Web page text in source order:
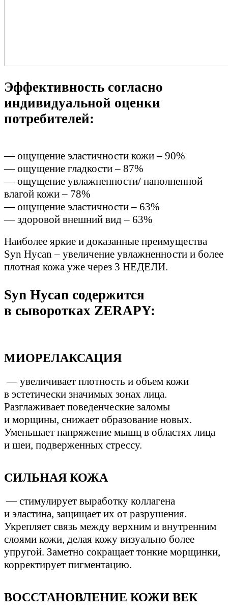
Эффективность согласно
индивидуальной оценки
потребителей:
— ощущение эластичности кожи – 90%
— ощущение гладкости – 87%
— ощущение увлажненности/ наполненной
влагой кожи – 78%
— ощущение эластичности – 63%
— здоровой внешний вид – 63%
Наиболее яркие и доказанные преимущества
Syn Hycan – увеличение увлажненности и более
плотная кожа уже через 3 НЕДЕЛИ.
Syn Hycan содержится
в сыворотках ZERAPY:
МИОРЕЛАКСАЦИЯ
— увеличивает плотность и объем кожи
в эстетически значимых зонах лица.
Разглаживает поведенческие заломы
и морщины, снижает образование новых.
Уменьшает напряжение мышц в областях лица
и шеи, подверженных стрессу.
СИЛЬНАЯ КОЖА
— стимулирует выработку коллагена
и эластина, защищает их от разрушения.
Укрепляет связь между верхним и внутренним
слоями кожи, делая кожу визуально более
упругой. Заметно сокращает тонкие морщинки,
корректирует пигментацию.
ВОССТАНОВЛЕНИЕ КОЖИ ВЕК